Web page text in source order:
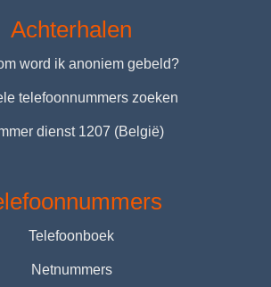
Achterhalen
word ik anoniem gebeld?
telefoonnummers zoeken
dienst 1207 (België)
Telefoonboek
Netnummers